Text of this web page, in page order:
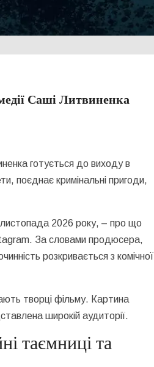
Саші Литвиненка
готується до виходу в
поєднає кримінальні пригоди,
листопада 2026 року, – про що
За словами продюсера,
розкривається з комічної
творці фільму. Картина
широкій аудиторії.
таємниці та